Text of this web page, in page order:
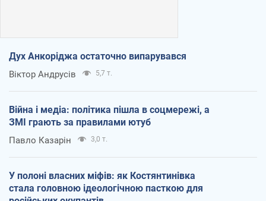
Дух Анкоріджа остаточно випарувався
Віктор Андрусів 5,7 т.
Війна і медіа: політика пішла в соцмережі, а
ЗМІ грають за правилами ютуб
Павло Казарін 3,0 т.
У полоні власних міфів: як Костянтинівка
стала головною ідеологічною пасткою для